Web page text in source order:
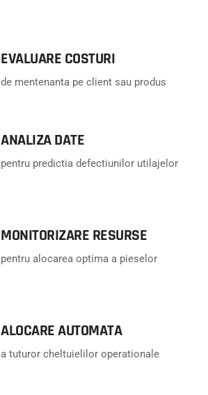
EVALUARE COSTURI
de mentenanta pe client sau produs
ANALIZA DATE
pentru predictia defectiunilor utilajelor
MONITORIZARE RESURSE
pentru alocarea optima a pieselor
ALOCARE AUTOMATA
a tuturor cheltuielilor operationale